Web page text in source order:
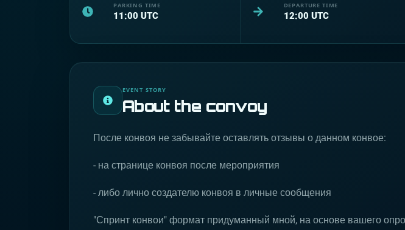
PARKING TIME
11:00 UTC
DEPARTURE TIME
12:00 UTC
EVENT STORY
About the convoy
После конвоя не забывайте оставлять отзывы о данном конвое:
- на странице конвоя после мероприятия
- либо лично создателю конвоя в личные сообщения
"Спринт конвои" формат придуманный мной, на основе вашего